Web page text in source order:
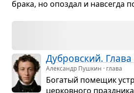
брака, но опоз­дал и навсе­гда
Дуб­ров­ский. Глава
Александр Пушкин · глава
Бога­тый поме­щик
цер­ков­ного